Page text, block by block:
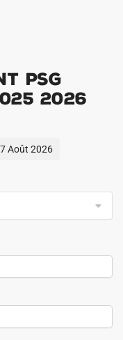
PSG
2026
Août 2026